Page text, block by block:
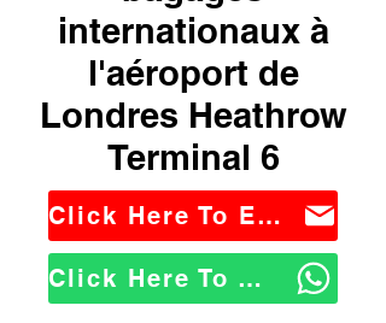
internationaux à
l'aéroport de
Londres Heathrow
Terminal 6
Click Here To Email Us
Click Here To WhatsApp Us